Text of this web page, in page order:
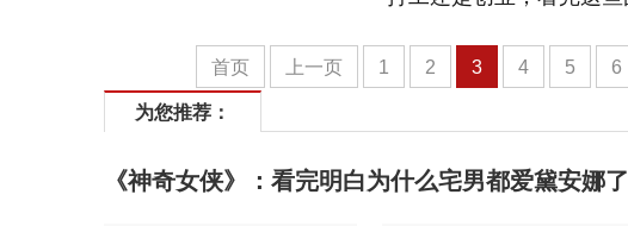
首页 上一页 1 2 3 4 5 6
为您推荐：
《神奇女侠》：看完明白为什么宅男都爱黛安娜了